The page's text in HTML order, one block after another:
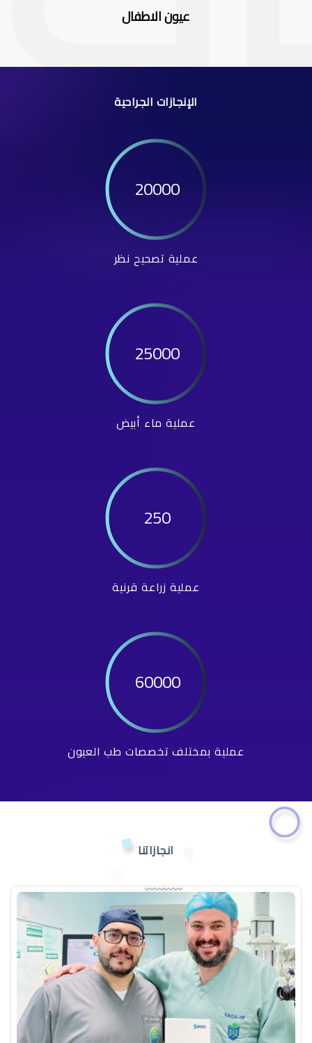
عيون الاطفال
الإنجازات الجراحية
20000
عملية تصحيح نظر
25000
عملية ماء أبيض
250
عملية زراعة قرنية
60000
عملية بمختلف تخصصات طب العيون
انجازاتنا